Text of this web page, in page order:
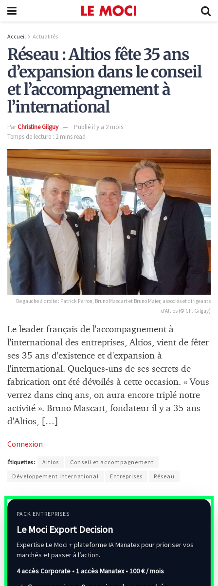
Accueil Actualités
Réseau : Altios fête 35 ans
d’expansion dans le conseil
et l’accompagnement à
l’international
ParChristine Gilguy
Publié il y a 2 mois
Temps de lecture : 2 mins read
De gauche à droite : Patrick Ferron, Bruno Mascart et Bruno Maier, associés et dirigeants
d'Altios (© Ch. Gilguy)
Le leader français de l'accompagnement à
l'international des entreprises, Altios, vient de fêter
ses 35 ans d'existence et d'expansion à
l'international. Quelques-uns de ses secrets de
fabrication ont été dévoilés à cette occasion. « Vous
verrez dans cinq ans, on aura encore triplé notre
activité ». Bruno Mascart, fondateur il y a 35 ans
d'Altios, […]
Connexion
Étiquettes : Altios
Conseil et accompagnement
Développement international
Entreprises Réseau
PACK ENTREPRISES
Le Moci Export Decision
Expertise Le Moci + plateforme IA Manatex pour prioriser vos
marchés et passer à l’action.
4 accès Corporate • 1 accès Manatex •100 € / mois